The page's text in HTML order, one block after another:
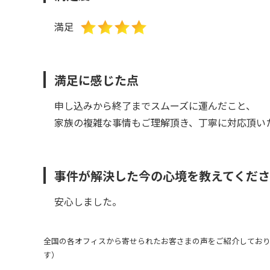
満足
満足に感じた点
申し込みから終了までスムーズに運んだこと、
家族の複雑な事情もご理解頂き、丁寧に対応頂い
事件が解決した今の心境を教えてくだ
安心しました。
全国の各オフィスから寄せられたお客さまの声をご紹介して
す）